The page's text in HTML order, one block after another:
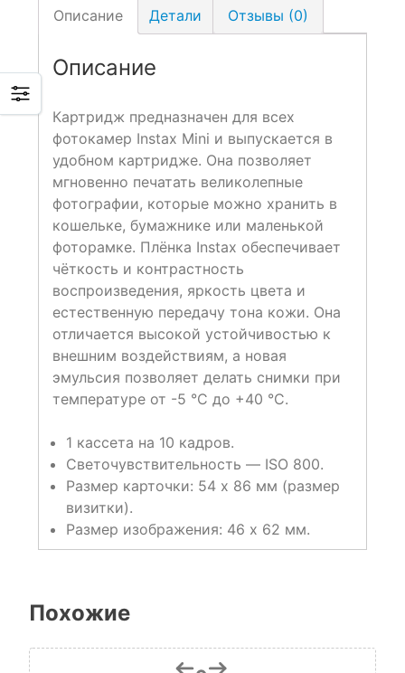
Описание Детали Отзывы (0)
Описание
Картридж предназначен для всех
фотокамер Instax Mini и выпускается в
удобном картридже. Она позволяет
мгновенно печатать великолепные
фотографии, которые можно хранить в
кошельке, бумажнике или маленькой
фоторамке. Плёнка Instax обеспечивает
чёткость и контрастность
воспроизведения, яркость цвета и
естественную передачу тона кожи. Она
отличается высокой устойчивостью к
внешним воздействиям, а новая
эмульсия позволяет делать снимки при
температуре от -5 °C до +40 °C.
1 кассета на 10 кадров.
Светочувствительность — ISO 800.
Размер карточки: 54 х 86 мм (размер
визитки).
Размер изображения: 46 х 62 мм.
Похожие